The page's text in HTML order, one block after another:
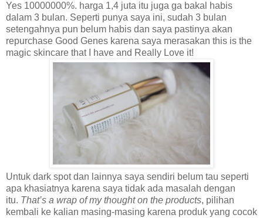
Yes 10000000%. harga 1,4 juta itu juga ga bakal habis
dalam 3 bulan. Seperti punya saya ini, sudah 3 bulan
setengahnya pun belum habis dan saya pastinya akan
repurchase Good Genes karena saya merasakan this is the
magic skincare that I have and Really Love it!
Untuk dark spot dan lainnya saya sendiri belum tau seperti
apa khasiatnya karena saya tidak ada masalah dengan
itu. That’s a wrap of my thought on the products, pilihan
kembali ke kalian masing-masing karena produk yang cocok